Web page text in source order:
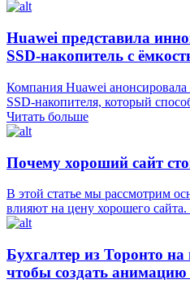
Huawei представила
SSD-накопитель с
Компания Huawei
SSD-накопителя, который
Читать больше
Почему хороший сайт
В этой статье мы рассмотрим
влияют на цену хорошего сайта.
Бухгалтер из Торонто
чтобы создать анимацию